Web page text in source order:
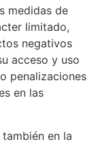
medidas de
limitado,
negativos
acceso y uso
penalizaciones
en las
en la